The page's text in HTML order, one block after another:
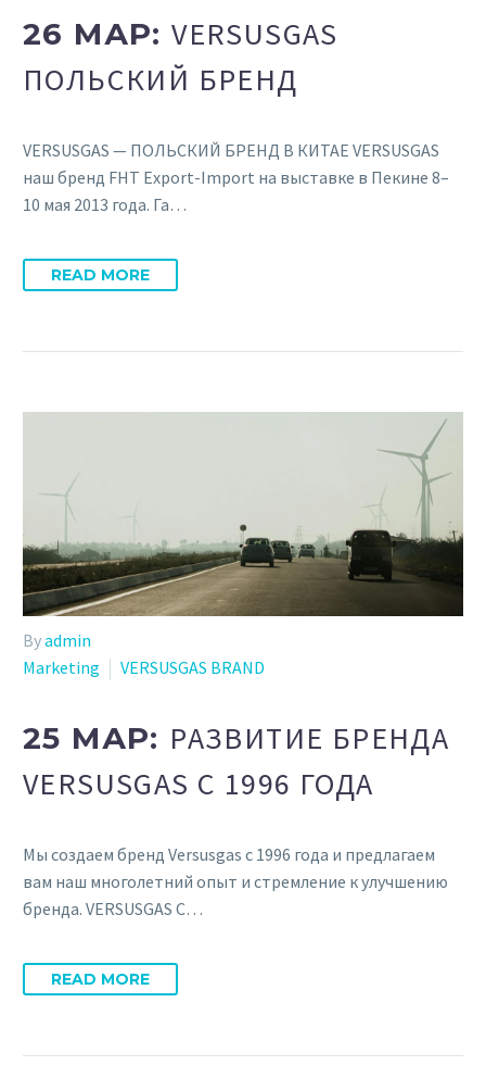
26 МАР:VERSUSGAS
ПОЛЬСКИЙ БРЕНД
VERSUSGAS — ПОЛЬСКИЙ БРЕНД В КИТАЕ VERSUSGAS
наш бренд FHT Export-Import на выставке в Пекине 8–
10 мая 2013 года. Га…
READ MORE
Byadmin
Marketing
VERSUSGAS BRAND
25 МАР: РАЗВИТИЕ БРЕНДА
VERSUSGAS С 1996 ГОДА
Мы создаем бренд Versusgas с 1996 года и предлагаем
вам наш многолетний опыт и стремление к улучшению
бренда. VERSUSGAS С…
READ MORE